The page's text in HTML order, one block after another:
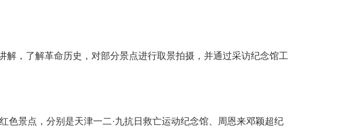
，了解革命历史，对部分景点进行取景拍摄，并通过采访纪念馆工
景点，分别是天津一二·九抗日救亡运动纪念馆、周恩来邓颖超纪